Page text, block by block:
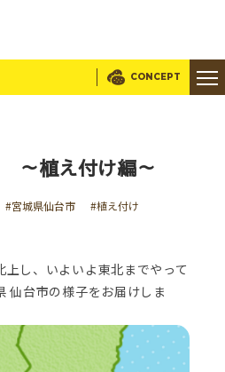
がいもDialy CONCEPT
～植え付け編～
#宮城県仙台市 #植え付け
し、いよいよ東北までやって
仙台市の様子をお届けしま